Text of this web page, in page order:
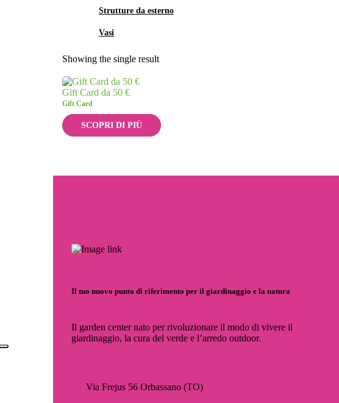
Showing the single result
Gift Card da 50 €
Gift Card
SCOPRI DI PIÙ
Strutture da esterno
Vasi
Il tuo nuovo punto di riferimento per il giardinaggio e la natura
Il garden center nato per rivoluzionare il modo di vivere il
giardinaggio, la cura del verde e l’arredo outdoor.
Via Frejus 56 Orbassano (TO)